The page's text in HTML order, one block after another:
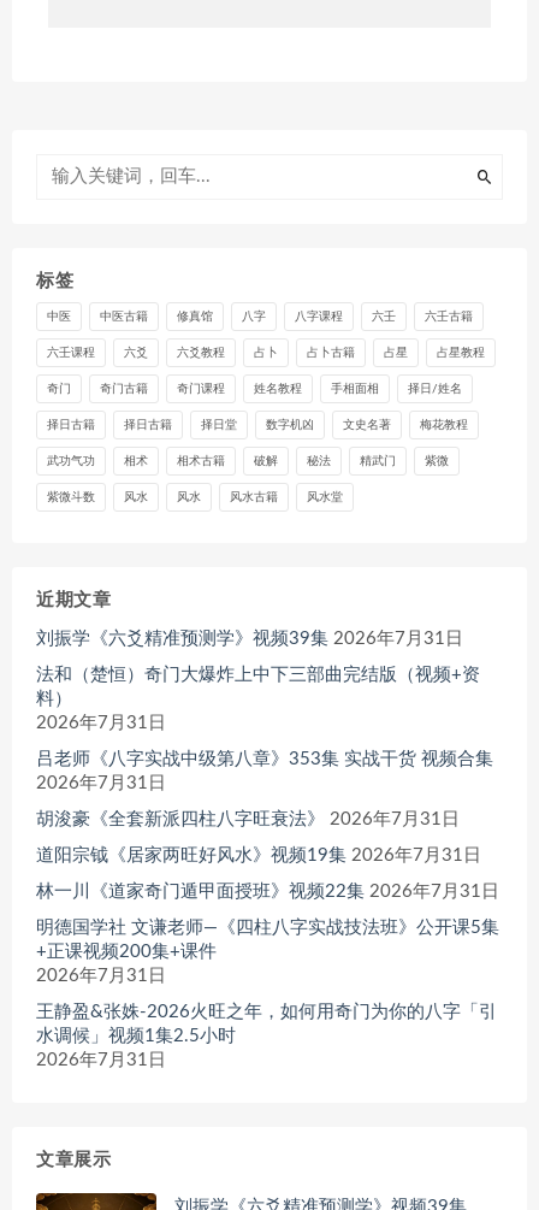
标签
中医 中医古籍 修真馆 八字 八字课程 六壬 六壬古籍
六壬课程 六爻 六爻教程 占卜 占卜古籍 占星 占星教程
奇门 奇门古籍 奇门课程 姓名教程 手相面相 择日/姓名
择日古籍 择日古籍 择日堂 数字机凶 文史名著 梅花教程
武功气功 相术 相术古籍 破解 秘法 精武门 紫微
紫微斗数 风水 风水 风水古籍 风水堂
近期文章
刘振学《六爻精准预测学》视频39集 2026年7月31日
法和（楚恒）奇门大爆炸上中下三部曲完结版（视频+资
料）
2026年7月31日
吕老师《八字实战中级第八章》353集 实战干货 视频合集
2026年7月31日
胡浚豪《全套新派四柱八字旺衰法》
2026年7月31日
道阳宗钺《居家两旺好风水》视频19集 2026年7月31日
林一川《道家奇门遁甲面授班》视频22集 2026年7月31日
明德国学社 文谦老师—《四柱八字实战技法班》公开课5集
+正课视频200集+课件
2026年7月31日
王静盈&张姝-2026火旺之年，如何用奇门为你的八字「引
水调候」视频1集2.5小时
2026年7月31日
文章展示